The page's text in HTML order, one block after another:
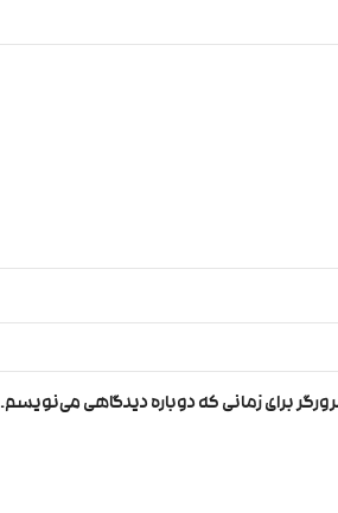
برای زمانی که دوباره دیدگاهی می‌نویسم.